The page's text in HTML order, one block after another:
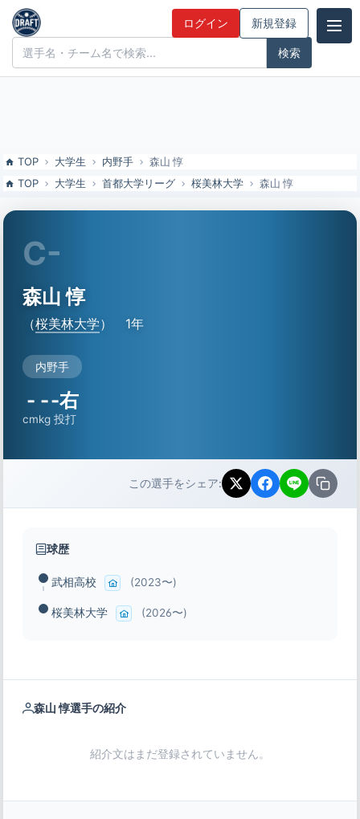
森山 惇（桜美林大）の特徴とドラフト評価 | ドラフト候補とみんなの
評価
ドラフト候補とみんなの評価 ログイン 新規登録
TOP 大学生 内野手
森山 惇
TOP
大学生 首都大学リーグ 桜美林大学 森山 惇
C-
森山 惇
（桜美林大学） 1年
内野手
-
cm
-
kg
-右
投打
この選手をシェア:
球歴
武相高校 (2023〜)
桜美林大学 (2026〜)
森山 惇選手の紹介
紹介文はまだ登録されていません。